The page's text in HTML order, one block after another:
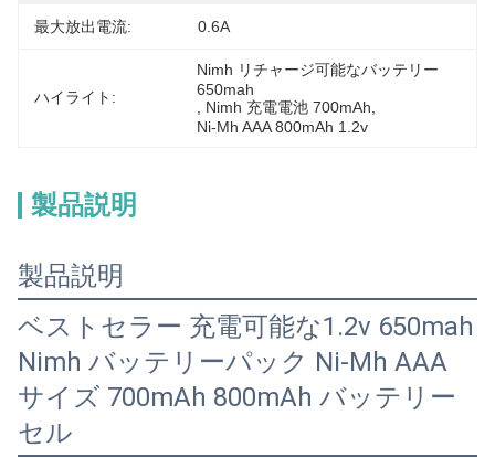
最大放出電流: 0.6A
ハイライト:
Nimh リチャージ可能なバッテリー
650mah
Nimh 充電電池 700mAh
Ni-Mh AAA 800mAh 1.2v
製品説明
製品説明
ベストセラー 充電可能な1.2v 650mah
Nimh バッテリーパック Ni-Mh AAA
サイズ 700mAh 800mAh バッテリー
セル